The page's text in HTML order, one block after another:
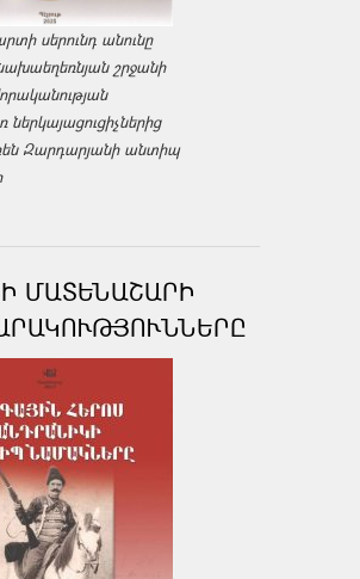
սերունդ անունը
շրջանի
Զարդարյանի անտիպ
ՄԱՏԵՆԱՇԱՐԻ